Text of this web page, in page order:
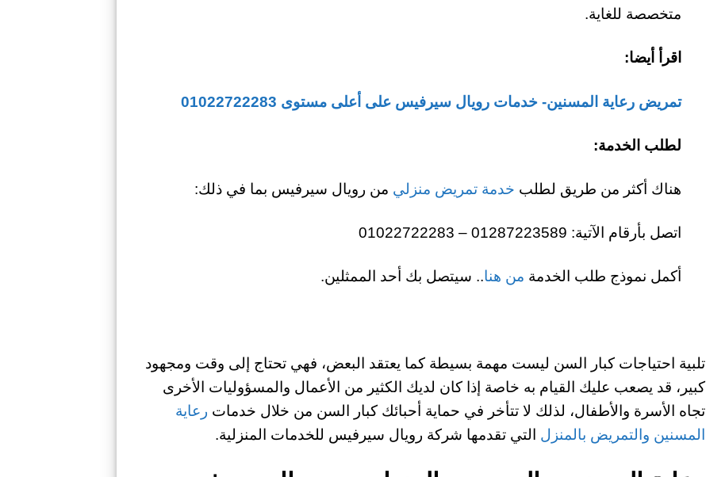
متخصصة للغاية.
اقرأ أيضا:
تمريض رعاية المسنين- خدمات رويال سيرفيس على أعلى مستوى 01022722283
لطلب الخدمة:
هناك أكثر من طريق لطلب خدمة تمريض منزلي من رويال سيرفيس بما في ذلك:
اتصل بأرقام الآتية: 01287223589 – 01022722283
أكمل نموذج طلب الخدمة من هنا.. سيتصل بك أحد الممثلين.
تلبية احتياجات كبار السن ليست مهمة بسيطة كما يعتقد البعض، فهي تحتاج إلى وقت ومجهود
كبير، قد يصعب عليك القيام به خاصة إذا كان لديك الكثير من الأعمال والمسؤوليات الأخرى
تجاه الأسرة والأطفال، لذلك لا تتأخر في حماية أحبائك كبار السن من خلال خدمات رعاية
المسنين والتمريض بالمنزل التي تقدمها شركة رويال سيرفيس للخدمات المنزلية.